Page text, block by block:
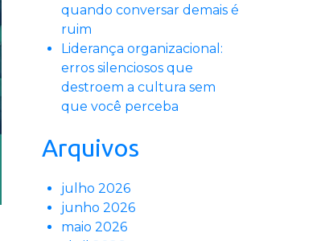
quando conversar demais é
ruim
Liderança organizacional:
erros silenciosos que
destroem a cultura sem
que você perceba
Arquivos
julho 2026
junho 2026
maio 2026